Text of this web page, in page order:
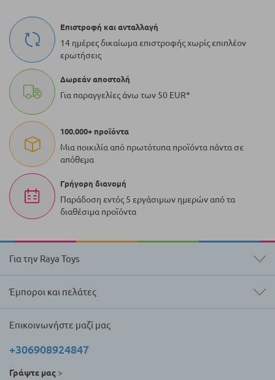
Επιστροφή και ανταλλαγή
14 ημέρες δικαίωμα επιστροφής χωρίς επιπλέον
ερωτήσεις
Δωρεάν αποστολή
Για παραγγελίες άνω των 50 EUR*
100.000+ προϊόντα
Μια ποικιλία από πρωτότυπα προϊόντα πάντα σε
απόθεμα
Γρήγορη διανομή
Παράδοση εντός 5 εργάσιμων ημερών από τα
διαθέσιμα προϊόντα
Για την Raya Toys
Έμποροι και πελάτες
Επικοινωνήστε μαζί μας
+306908924847
Γράψτε μας >